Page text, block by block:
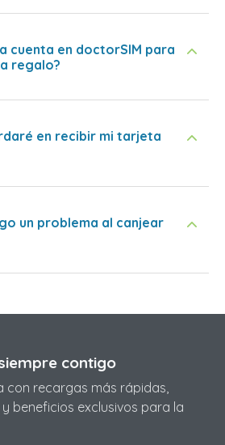
cuenta en doctorSIM para
regalo?
en recibir mi tarjeta
un problema al canjear
contigo
con recargas más rápidas,
beneficios exclusivos para la